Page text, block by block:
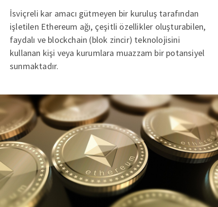
İsviçreli kar amacı gütmeyen bir kuruluş tarafından
işletilen Ethereum ağı, çeşitli özellikler oluşturabilen,
faydalı ve blockchain (blok zincir) teknolojisini
kullanan kişi veya kurumlara muazzam bir potansiyel
sunmaktadır.